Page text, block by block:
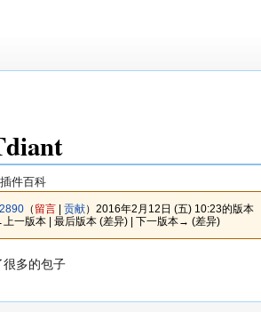
件百科
（ 留言| 贡献） 2016年2月12日 (五) 10:23的版本
一版本 | 最后版本 (差异) | 下一版本→ (差异)
很多的包子